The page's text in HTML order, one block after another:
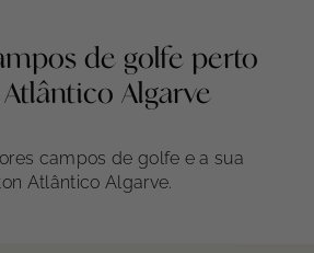
de golfe perto
Algarve
campos de golfe e a sua
Atlântico Algarve.